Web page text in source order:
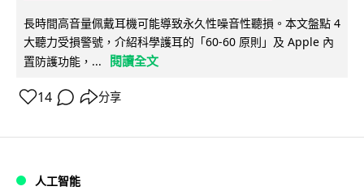
長時間高音量佩戴耳機可能導致永久性噪音性聽損。本文盤點 4
大聽力受損警號，介紹科學護耳的「60-60 原則」及 Apple 內
置防護功能，...
閱讀全文
14 分享
人工智能